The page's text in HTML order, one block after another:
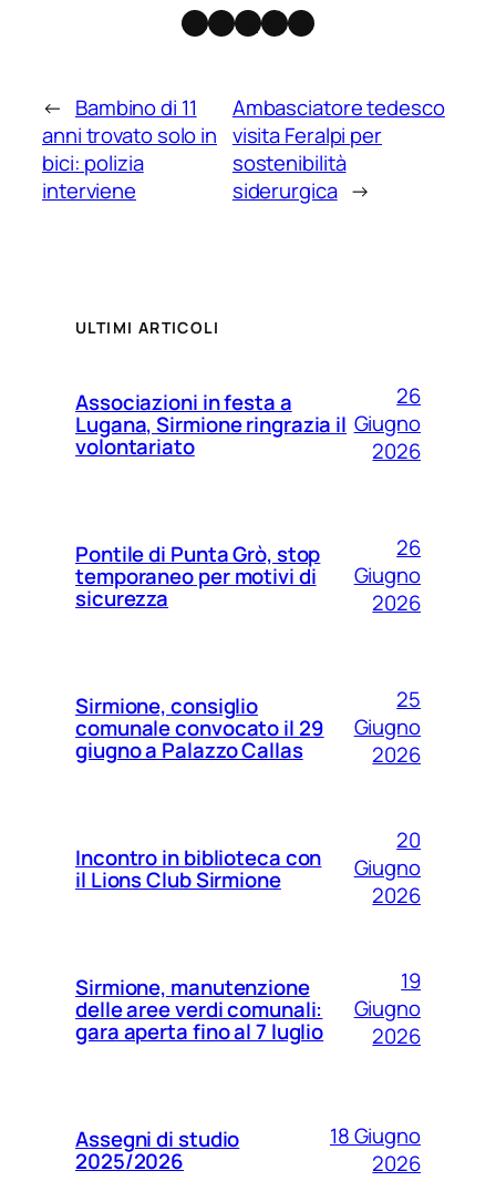
Facebook
Instagram
X Threads
Telegram
← Bambino di 11
anni trovato solo in
bici: polizia
interviene
Ambasciatore tedesco
visita Feralpi per
sostenibilità
siderurgica →
ULTIMI ARTICOLI
Associazioni in festa a
Lugana, Sirmione ringrazia il
volontariato
26
Giugno
2026
Pontile di Punta Grò, stop
temporaneo per motivi di
sicurezza
26
Giugno
2026
Sirmione, consiglio
comunale convocato il 29
giugno a Palazzo Callas
25
Giugno
2026
Incontro in biblioteca con
il Lions Club Sirmione
20
Giugno
2026
Sirmione, manutenzione
delle aree verdi comunali:
gara aperta fino al 7 luglio
19
Giugno
2026
Assegni di studio
2025/2026
18 Giugno
2026